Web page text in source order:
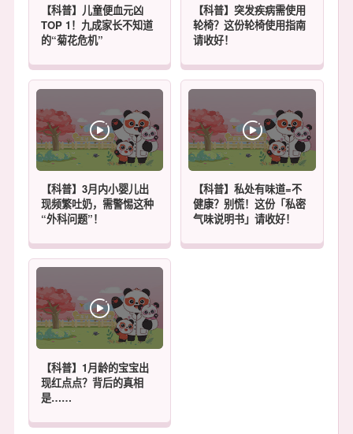
【科普】儿童便血元凶
TOP 1！九成家长不知道
的“菊花危机”
【科普】突发疾病需使用
轮椅？这份轮椅使用指南
请收好！
【科普】3月内小婴儿出
现频繁吐奶，需警惕这种
“外科问题”！
【科普】私处有味道=不
健康？别慌！这份「私密
气味说明书」请收好！
【科普】1月龄的宝宝出
现红点点？背后的真相
是……